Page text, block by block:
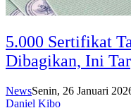
5.000 Sertifikat
Dibagikan, Ini
NewsSenin, 26 Januari
Daniel Kibo